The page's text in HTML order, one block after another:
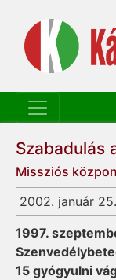
Szabadulás
Missziós
2002. január
1997.
15 gyógyulni